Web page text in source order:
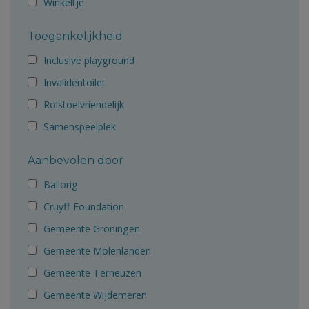
Toegankelijkheid
Inclusive playground
Invalidentoilet
Rolstoelvriendelijk
Samenspeelplek
Aanbevolen door
Ballorig
Cruyff Foundation
Gemeente Groningen
Gemeente Molenlanden
Gemeente Terneuzen
Gemeente Wijdemeren